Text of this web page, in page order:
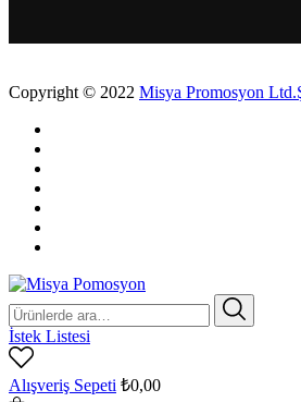
Copyright © 2022 Misya Promosyon
Ara:
İstek Listesi
Alışveriş Sepeti ₺0,00